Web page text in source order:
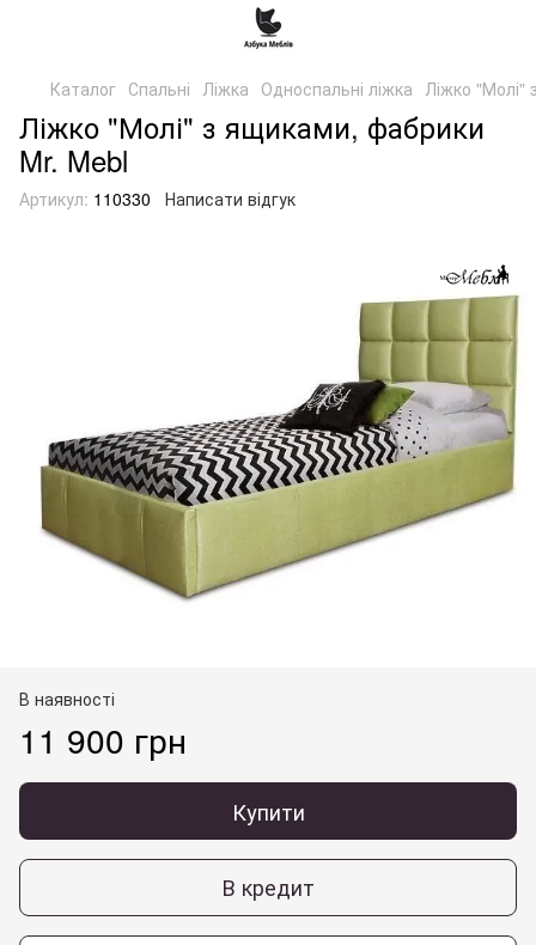
Каталог Спальні Ліжка Односпальні ліжка Ліжко "Молі"
Ліжко "Молі" з ящиками, фабрики
Mr. Mebl
Артикул: 110330 Написати відгук
В наявності
11 900 грн
Купити
В кредит